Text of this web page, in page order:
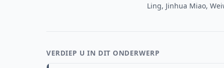
Ling, Jinhua Miao,
VERDIEP U IN DIT ONDERWERP